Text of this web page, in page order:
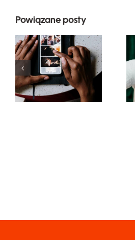
Powiązane posty
Najlepsze
aplikacje do
animacji
zdjęć na
angażujące
posty na